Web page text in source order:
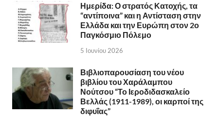
Ημερίδα: Ο στρατός Κατοχής, τα
“αντίποινα” και η Αντίσταση στην
Ελλάδα και την Ευρώπη στον 2ο
Παγκόσμιο Πόλεμο
5 Ιουνίου 2026
Βιβλιοπαρουσίαση του νέου
βιβλίου του Χαράλαμπου
Νούτσου “Το Ιεροδιδασκαλείο
Βελλάς (1911-1989), οι καρποί της
διφυΐας”